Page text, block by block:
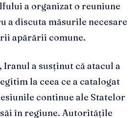
a organizat o reuniune
a discuta măsurile necesare
apărării comune.
a susținut că atacul a
la ceea ce a catalogat
continue ale Statelor
în regiune. Autoritățile